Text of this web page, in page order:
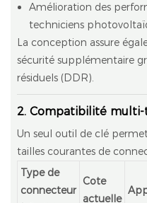
Amélioration des
techniciens
La conception assure
sécurité supplémentaire
résiduels (DDR).
2. Compatibilité
Un seul outil de clé
tailles courantes de
Type de
connecteur
Cote
actuelle